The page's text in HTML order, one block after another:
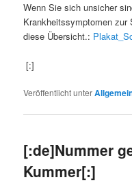
Wenn Sie sich unsicher
Krankheitssymptomen
diese Übersicht.: Plakat
[:]
Veröffentlicht unter
[:de]Nummer
Kummer[:]